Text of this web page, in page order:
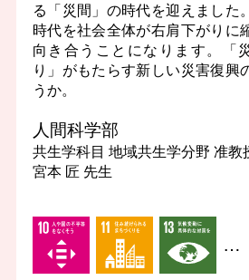
る「災間」の時代を迎えました
時代を社会全体が右肩下がりに
向き合うことになります。「
り」がもたらす新しい災害復興
うか。
人間科学部
共生学科目 地域共生学分野 准教
宮本 匠 先生
…